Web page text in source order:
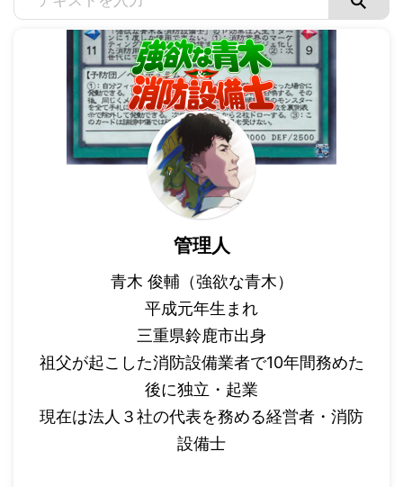
管理人
青木 俊輔（強欲な青木）
平成元年生まれ
三重県鈴鹿市出身
祖父が起こした消防設備業者で10年間務めた
後に独立・起業
現在は法人３社の代表を務める経営者・消防
設備士